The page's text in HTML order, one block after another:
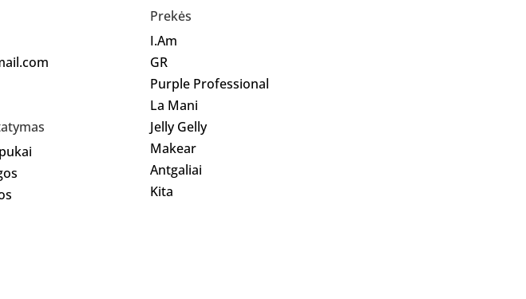
Prekės
I.Am
GR
Purple Professional
La Mani
Jelly Gelly
Makear
Antgaliai
Kita